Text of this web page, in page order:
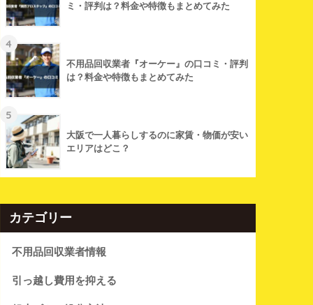
ミ・評判は？料金や特徴もまとめてみた
4
不用品回収業者『オーケー』の口コミ・評判
は？料金や特徴もまとめてみた
5
大阪で一人暮らしするのに家賃・物価が安い
エリアはどこ？
カテゴリー
不用品回収業者情報
引っ越し費用を抑える